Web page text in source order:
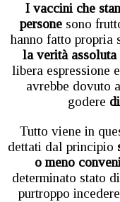
I vaccini che
personesono
hanno fatto propria
la verità assoluta
libera espressione
avrebbe dovuto
godere
Tutto viene in
dettati dal principio
o meno
determinato stato
purtroppo